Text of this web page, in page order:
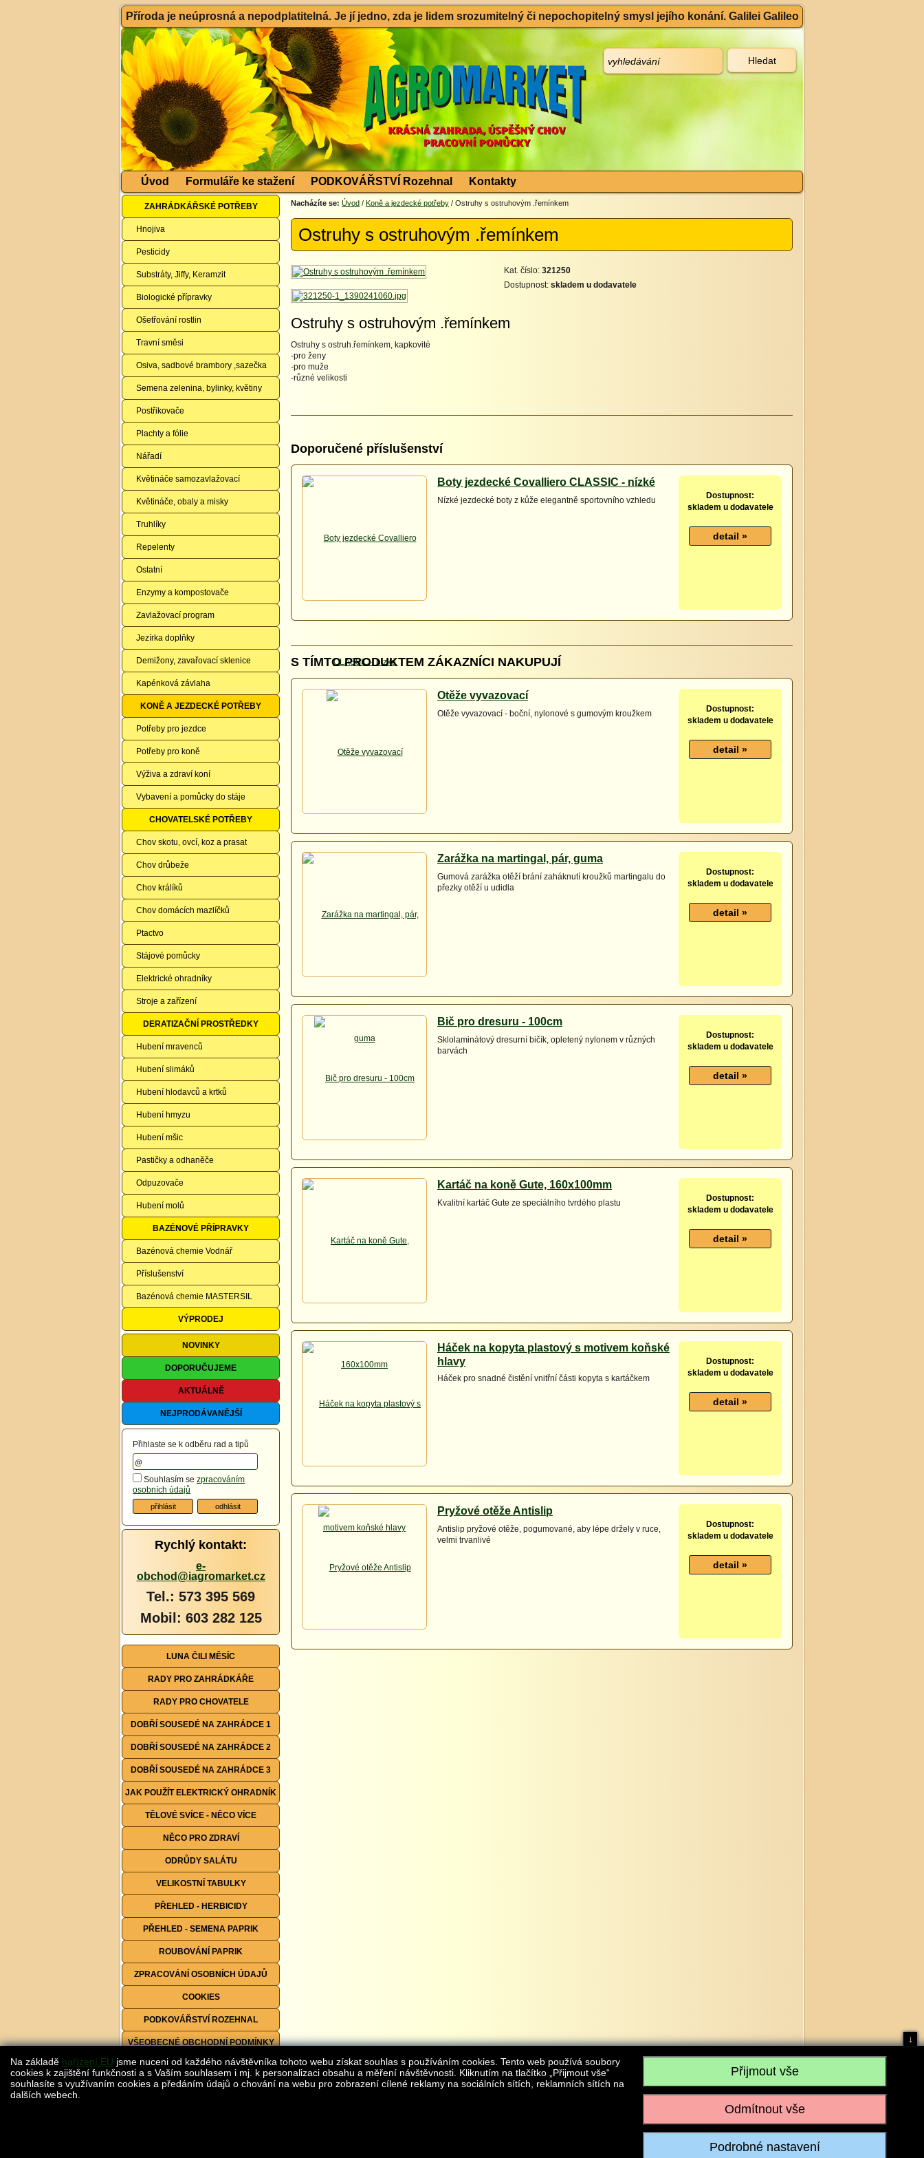
Příroda je neúprosná a nepodplatitelná. Je jí jedno, zda je lidem srozumitelný či nepochopitelný smysl jejího konání. Galilei Galileo
Úvod Formuláře ke stažení PODKOVÁŘSTVÍ Rozehnal Kontakty
ZAHRÁDKÁŘSKÉ POTŘEBY
Hnojiva
Pesticidy
Substráty, Jiffy, Keramzit
Biologické přípravky
Ošetřování rostlin
Travní směsi
Osiva, sadbové brambory ,sazečka
Semena zelenina, bylinky, květiny
Postřikovače
Plachty a fólie
Nářadí
Květináče samozavlažovací
Květináče, obaly a misky
Truhlíky
Repelenty
Ostatní
Enzymy a kompostovače
Zavlažovací program
Jezírka doplňky
Demižony, zavařovací sklenice
Kapénková závlaha
KONĚ A JEZDECKÉ POTŘEBY
Potřeby pro jezdce
Potřeby pro koně
Výživa a zdraví koní
Vybavení a pomůcky do stáje
CHOVATELSKÉ POTŘEBY
Chov skotu, ovcí, koz a prasat
Chov drůbeže
Chov králíků
Chov domácích mazlíčků
Ptactvo
Stájové pomůcky
Elektrické ohradníky
Stroje a zařízení
DERATIZAČNÍ PROSTŘEDKY
Hubení mravenců
Hubení slimáků
Hubení hlodavců a krtků
Hubení hmyzu
Hubení mšic
Pastičky a odhaněče
Odpuzovače
Hubení molů
BAZÉNOVÉ PŘÍPRAVKY
Bazénová chemie Vodnář
Příslušenství
Bazénová chemie MASTERSIL
VÝPRODEJ
NOVINKY
DOPORUČUJEME
AKTUÁLNĚ
NEJPRODÁVANĚJŠÍ
Přihlaste se k odběru rad a tipů
Souhlasím se zpracováním
osobních údajů
Rychlý kontakt:
e-
obchod@iagromarket.cz
Tel.: 573 395 569
Mobil: 603 282 125
LUNA ČILI MĚSÍC
RADY PRO ZAHRÁDKÁŘE
RADY PRO CHOVATELE
DOBŘÍ SOUSEDÉ NA ZAHRÁDCE 1
DOBŘÍ SOUSEDÉ NA ZAHRÁDCE 2
DOBŘÍ SOUSEDÉ NA ZAHRÁDCE 3
JAK POUŽÍT ELEKTRICKÝ OHRADNÍK
TĚLOVÉ SVÍCE - NĚCO VÍCE
NĚCO PRO ZDRAVÍ
ODRŮDY SALÁTU
VELIKOSTNÍ TABULKY
PŘEHLED - HERBICIDY
PŘEHLED - SEMENA PAPRIK
ROUBOVÁNÍ PAPRIK
ZPRACOVÁNÍ OSOBNÍCH ÚDAJŮ
COOKIES
PODKOVÁŘSTVÍ ROZEHNAL
VŠEOBECNÉ OBCHODNÍ PODMÍNKY
FORMULÁŘE KE STAŽENÍ
Nacházíte se: Úvod / Koně a jezdecké potřeby / Ostruhy s ostruhovým .řemínkem
Ostruhy s ostruhovým .řemínkem
Kat. číslo: 321250
Dostupnost: skladem u dodavatele
Ostruhy s ostruhovým .řemínkem
Ostruhy s ostruh.řemínkem, kapkovité
-pro ženy
-pro muže
-různé velikosti
Doporučené příslušenství
Boty jezdecké Covalliero CLASSIC - nízké
Nízké jezdecké boty z kůže elegantně sportovního vzhledu
Dostupnost:
skladem u dodavatele
S TÍMTO PRODUKTEM ZÁKAZNÍCI NAKUPUJÍ
Otěže vyvazovací
Otěže vyvazovací - boční, nylonové s gumovým kroužkem
Dostupnost:
skladem u dodavatele
Zarážka na martingal, pár, guma
Gumová zarážka otěží brání zaháknutí kroužků martingalu do
přezky otěží u udidla
Dostupnost:
skladem u dodavatele
Bič pro dresuru - 100cm
Sklolaminátový dresurní bičík, opletený nylonem v různých
barvách
Dostupnost:
skladem u dodavatele
Kartáč na koně Gute, 160x100mm
Kvalitní kartáč Gute ze speciálního tvrdého plastu
Dostupnost:
skladem u dodavatele
Háček na kopyta plastový s motivem koňské
hlavy
Háček pro snadné čistění vnitřní části kopyta s kartáčkem
Dostupnost:
skladem u dodavatele
Pryžové otěže Antislip
Antislip pryžové otěže, pogumované, aby lépe držely v ruce,
velmi trvanlivé
Dostupnost:
skladem u dodavatele
je AGROMARKET IRSI s.r.o., IČO: 28304845, se sídlem č.p. 17, 768 75 Loukov
Realizace:w-software.com
Na základě nařízení EU jsme nuceni od každého návštěvníka tohoto webu získat souhlas s používáním cookies. Tento web používá soubory
cookies k zajištění funkčnosti a s Vaším souhlasem i mj. k personalizaci obsahu a měření návštěvnosti. Kliknutím na tlačítko „Přijmout vše“
souhlasíte s využívaním cookies a předáním údajů o chování na webu pro zobrazení cílené reklamy na sociálních sítích, reklamních sítích na
dalších webech.
↓